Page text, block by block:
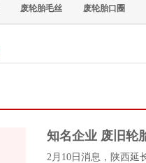
废轮胎毛丝 废轮胎口圈
知名企业 废旧轮
2月10日消息，陕西延